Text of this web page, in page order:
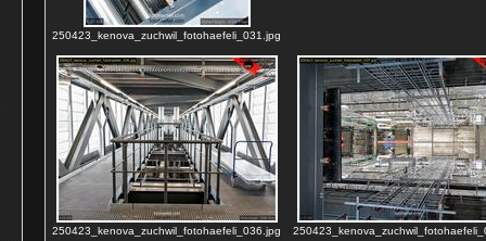
250423_kenova_zuchwil_fotohaefeli_031.jpg
250423_kenova_zuchwil_fotohaefeli_036.jpg